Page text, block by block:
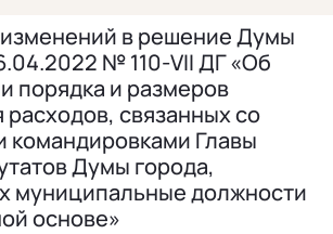
в решение Думы
№ 110-VII ДГ «Об
порядка и размеров
связанных со
Главы
Думы города,
муниципальные должности
основе»